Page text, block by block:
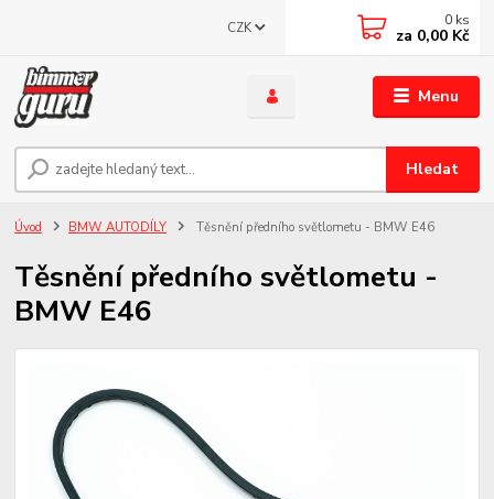
Menu
CZK
Hledat
0 ks
za 0,00 Kč
Úvod BMW AUTODÍLY Těsnění předního světlometu - BMW E46
Těsnění předního světlometu -
BMW E46